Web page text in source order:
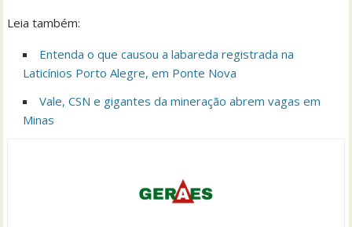
Leia também:
Entenda o que causou a labareda registrada na
Laticínios Porto Alegre, em Ponte Nova
Vale, CSN e gigantes da mineração abrem vagas em
Minas